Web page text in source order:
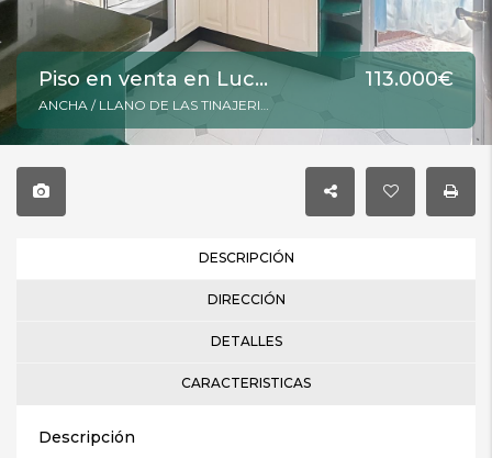
Piso en venta en Lucena de 89 m2 REF:5488
ANCHA / LLANO DE LAS TINAJERIAS, Lucena, Córdoba
113.000€
DESCRIPCIÓN
DIRECCIÓN
DETALLES
CARACTERISTICAS
Descripción